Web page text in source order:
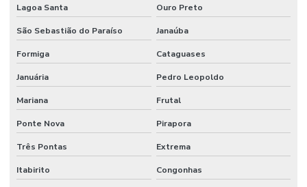
Lagoa Santa Ouro Preto
São Sebastião do Paraíso Janaúba
Formiga Cataguases
Januária Pedro Leopoldo
Mariana Frutal
Ponte Nova Pirapora
Três Pontas Extrema
Itabirito Congonhas